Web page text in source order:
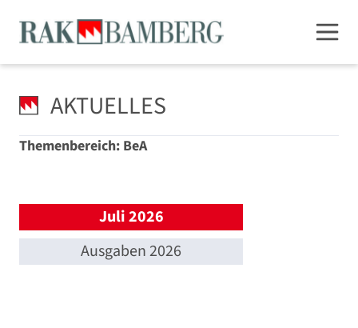
AKTUELLES
Themenbereich: BeA
Juli 2026
Ausgaben 2026